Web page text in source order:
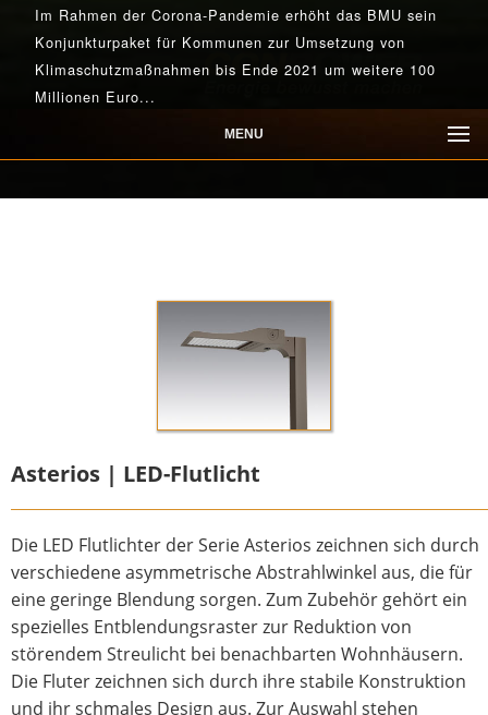
MENU
Im Rahmen der Corona-Pandemie erhöht das BMU sein
Konjunkturpaket für Kommunen zur Umsetzung von
Klimaschutzmaßnahmen bis Ende 2021 um weitere 100
Millionen Euro...
Asterios | LED-Flutlicht
Die LED Flutlichter der Serie Asterios zeichnen sich durch
verschiedene asymmetrische Abstrahlwinkel aus, die für
eine geringe Blendung sorgen. Zum Zubehör gehört ein
spezielles Entblendungsraster zur Reduktion von
störendem Streulicht bei benachbarten Wohnhäusern.
Die Fluter zeichnen sich durch ihre stabile Konstruktion
und ihr schmales Design aus. Zur Auswahl stehen